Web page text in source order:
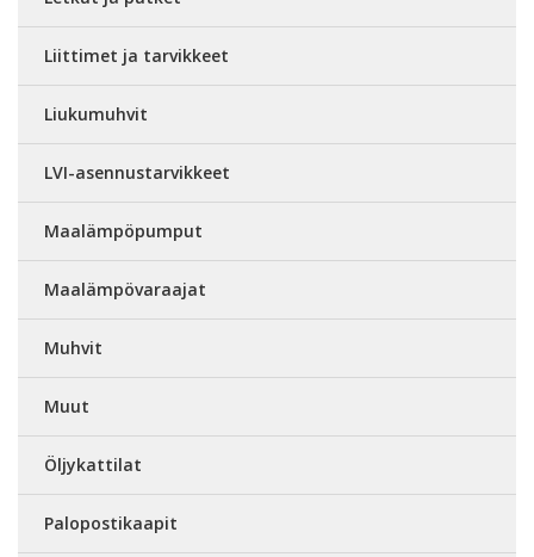
Liittimet ja tarvikkeet
Liukumuhvit
LVI-asennustarvikkeet
Maalämpöpumput
Maalämpövaraajat
Muhvit
Muut
Öljykattilat
Palopostikaapit